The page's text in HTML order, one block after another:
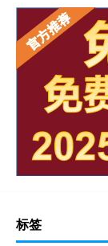
标签